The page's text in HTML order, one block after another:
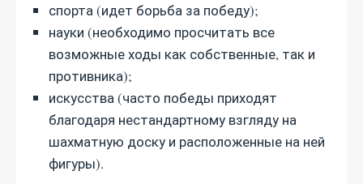
спорта (идет борьба за победу);
науки (необходимо просчитать все
возможные ходы как собственные, так и
противника);
искусства (часто победы приходят
благодаря нестандартному взгляду на
шахматную доску и расположенные на ней
фигуры).